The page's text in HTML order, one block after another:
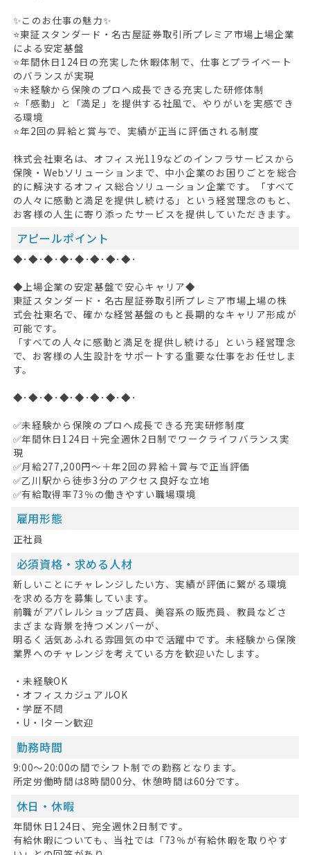
HOME
無料会員登録
ログイン
キープした求人
最近見た求人
✨このお仕事の魅力✨
⭐東証スタンダード・名古屋証券取引所プレミア市場上場企業
による安定基盤
⭐年間休日124日の充実した休暇体制で、仕事とプライベート
のバランスが実現
⭐未経験から保険のプロへ成長できる充実した研修体制
⭐「感動」と「満足」を提供する社風で、やりがいを実感でき
る環境
⭐年2回の昇給と賞与で、実績が正当に評価される制度
株式会社東名は、オフィス光119などのインフラサービスから
保険・Webソリューションまで、中小企業のお困りごとを総合
的に解決するオフィス総合ソリューション企業です。「すべて
の人々に感動と満足を提供し続ける」という経営理念のもと、
お客様の人生に寄り添ったサービスを提供していただきます。
アピールポイント
◆･◆･◆･◆･◆･◆･◆･◆･
◆上場企業の安定基盤で安心キャリア◆
東証スタンダード・名古屋証券取引所プレミア市場上場の株
式会社東名で、確かな経営基盤のもと長期的なキャリア形成が
可能です。
「すべての人々に感動と満足を提供し続ける」という経営理念
で、お客様の人生設計をサポートする重要な仕事をお任せしま
す。
◆･◆･◆･◆･◆･◆･◆･◆･
✅未経験から保険のプロへ成長できる充実研修制度
✅年間休日124日＋完全週休2日制でワークライフバランス実
現
✅月給277,200円～＋年2回の昇給＋賞与で正当評価
✅乙川駅から徒歩3分のアクセス良好な立地
✅有給取得率73％の働きやすい職場環境
雇用形態
正社員
必須資格・求める人材
新しいことにチャレンジしたい方、実績が評価に繋がる環境
を求める方を募集しています。
前職がアパレルショップ店員、美容系の販売員、教員などさ
まざまな背景を持つメンバーが、
明るく活気あふれる雰囲気の中で活躍中です。未経験から保険
業界へのチャレンジを考えている方を歓迎いたします。
・未経験OK
・オフィスカジュアルOK
・学歴不問
・U・Iターン歓迎
勤務時間
9:00～20:00の間でシフト制での勤務となります。
所定労働時間は8時間00分、休憩時間は60分です。
休日・休暇
年間休日124日、完全週休2日制です。
有給休暇についても、当社では「73％が有給休暇を取りやす